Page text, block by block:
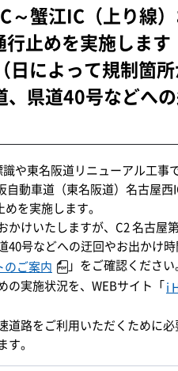
～蟹江IC（上り線
行止めを実施しま
日によって規制箇
、県道40号などへ
や東名阪道リニューアル工
自動車道（東名阪道）名古屋
を実施します。
かけいたしますが、C2 名古屋
40号などへの迂回やお出かけ
のご案内
」をご確認ください
の実施状況を、WEBサイト「i
道路をご利用いただくために
。